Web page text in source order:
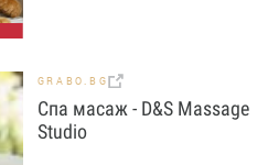
GRABO.BG
Спа масаж - D&S Massage
Studio